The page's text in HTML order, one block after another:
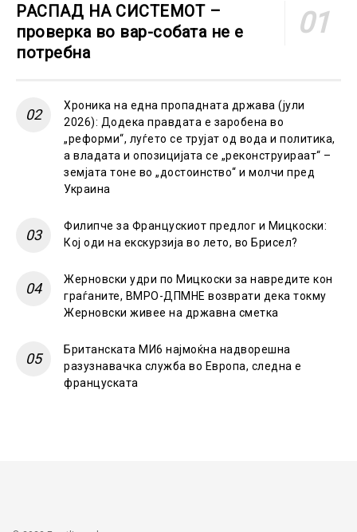
РАСПАД НА СИСТЕМОТ –
проверка во вар-собата не е
потребна
Хроника на една пропадната држава (јули
2026): Додека правдата е заробена во
„реформи“, луѓето се трујат од вода и политика,
а владата и опозицијата се „реконструираат“ –
земјата тоне во „достоинство“ и молчи пред
Украина
Филипче за Францускиот предлог и Мицкоски:
Кој оди на екскурзија во лето, во Брисел?
Жерновски удри по Мицкоски за навредите кон
граѓаните, ВМРО-ДПМНЕ возврати дека токму
Жерновски живее на државна сметка
Британската МИ6 најмоќна надворешна
разузнавачка служба во Европа, следна е
француската